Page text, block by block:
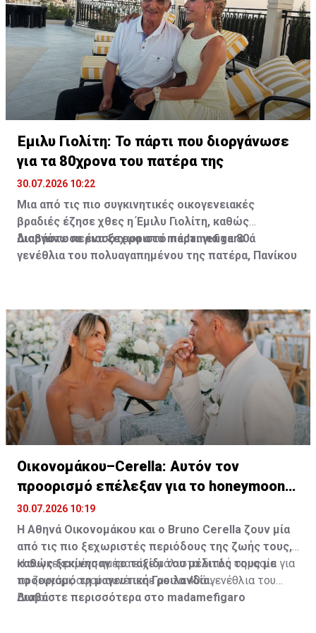
υποστεί ζημιές.
Έμιλυ Γιολίτη: Το πάρτι που διοργάνωσε
για τα 80χρονα του πατέρα της
30.07.2026 10:22
Μια από τις πιο συγκινητικές οικογενειακές
βραδιές έζησε χθες η Έμιλυ Γιολίτη, καθώς
διοργάνωσε ένα ξεχωριστό πάρτι για τα 80ά
γενέθλια του πολυαγαπημένου της πατέρα, Πανίκου
Διαβάστε περισσότερα στο madamefigaro
Οικονομάκου–Cerella: Αυτόν τον
προορισμό επέλεξαν για το honeymoon
τους
30.07.2026 10:19
Η Αθηνά Οικονομάκου και ο Bruno Cerella ζουν μία
από τις πιο ξεχωριστές περιόδους της ζωής τους,
καθώς ξεκίνησαν το ταξίδι του μέλιτός τους με
προορισμό τη μαγευτική Γροιλανδία.
Η συγκεκριμένη ημέρα είχε μάλιστα διπλή σημασία για
το ζευγάρι, αφού συνέπεσε με τα 40ά γενέθλια του
Bruno.
Διαβάστε περισσότερα στο madamefigaro